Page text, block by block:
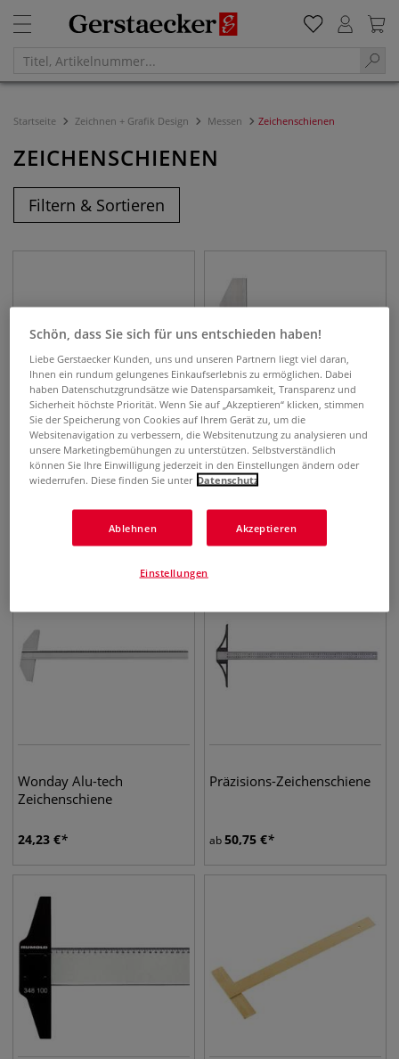
Startseite Zeichnen + Grafik Design Messen Zeichenschienen
ZEICHENSCHIENEN
Filtern & Sortieren
Zeichenschiene
RUMOLD Alu-
Präzisionszeichenschiene
54,00€
Wonday Alu-tech
Zeichenschiene
24,23 €
Präzisions-Zeichenschiene
ab50,75 €
Schön, dass Sie sich für uns entschieden haben!
Liebe Gerstaecker Kunden, uns und unseren Partnern liegt viel daran,
Ihnen ein rundum gelungenes Einkaufserlebnis zu ermöglichen. Dabei
haben Datenschutzgrundsätze wie Datensparsamkeit, Transparenz und
Sicherheit höchste Priorität. Wenn Sie auf „Akzeptieren“ klicken, stimmen
Sie der Speicherung von Cookies auf Ihrem Gerät zu, um die
Websitenavigation zu verbessern, die Websitenutzung zu analysieren und
unsere Marketingbemühungen zu unterstützen. Selbstverständlich
können Sie Ihre Einwilligung jederzeit in den Einstellungen ändern oder
wiederrufen. Diese finden Sie unter Datenschutz
Ablehnen Akzeptieren
Einstellungen